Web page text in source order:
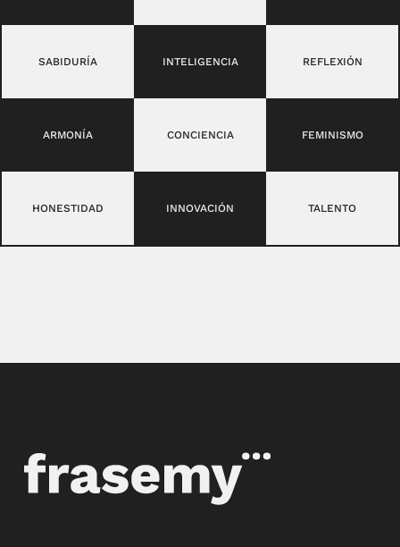
SABIDURÍA INTELIGENCIA REFLEXIÓN
ARMONÍA CONCIENCIA FEMINISMO
HONESTIDAD INNOVACIÓN TALENTO